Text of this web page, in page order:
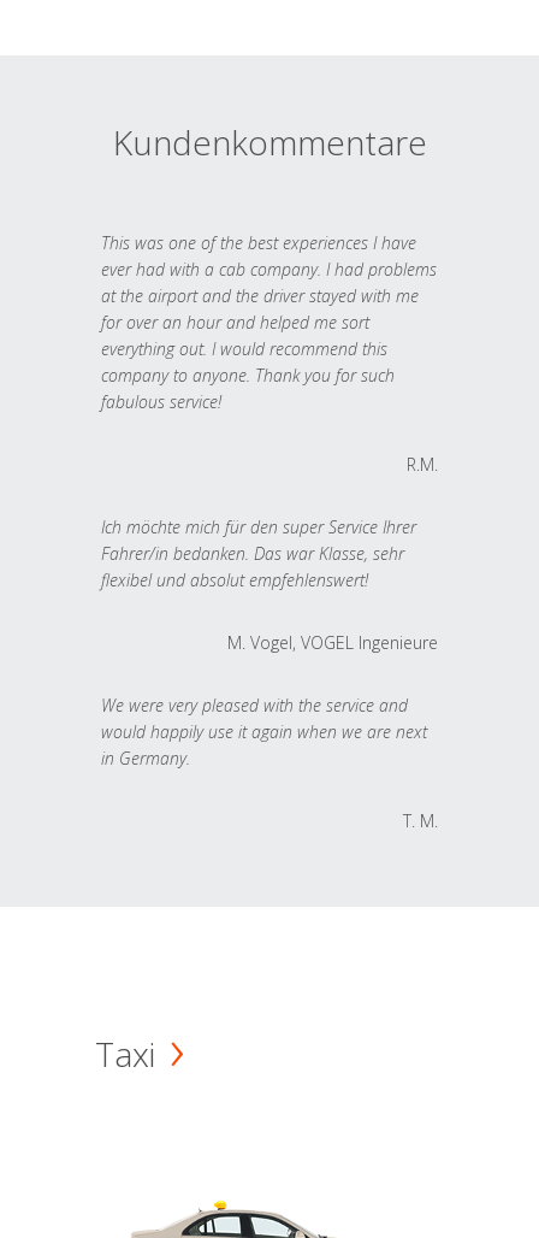
Kundenkommentare
This was one of the best experiences I have
ever had with a cab company. I had problems
at the airport and the driver stayed with me
for over an hour and helped me sort
everything out. I would recommend this
company to anyone. Thank you for such
fabulous service!
R.M.
Ich möchte mich für den super Service Ihrer
Fahrer/in bedanken. Das war Klasse, sehr
flexibel und absolut empfehlenswert!
M. Vogel, VOGEL Ingenieure
We were very pleased with the service and
would happily use it again when we are next
in Germany.
T. M.
Taxi